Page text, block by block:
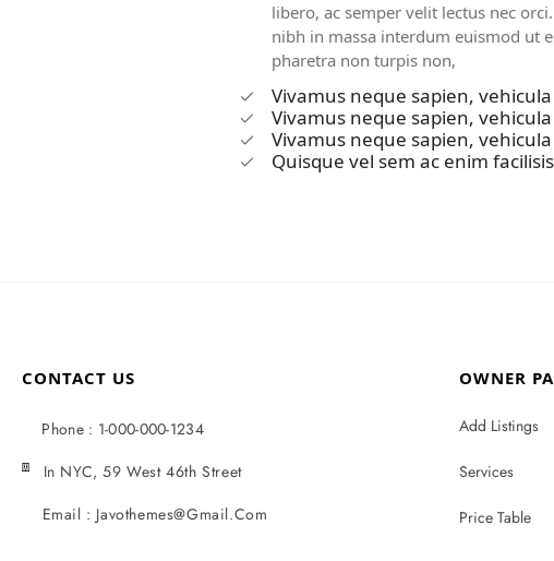
libero, ac semper velit lectus nec
nibh in massa interdum euismod ut
pharetra non turpis non,
Vivamus neque sapien,
Vivamus neque sapien,
Vivamus neque sapien,
Quisque vel sem ac enim
CONTACT US
Phone : 1-000-000-1234
In NYC, 59 West 46th Street
Email : Javothemes@gmail.com
OWNER
Add Listings
Services
Price Table